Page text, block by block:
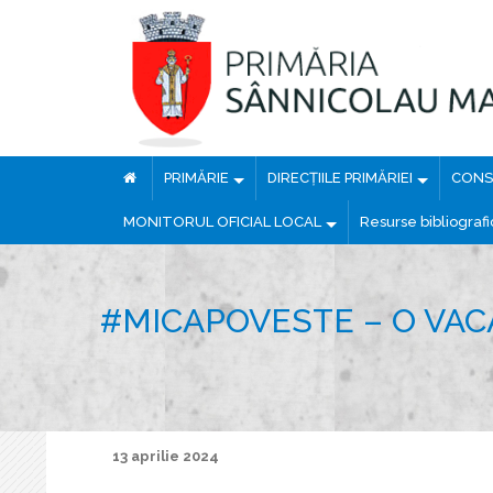
PRIMĂRIE DIRECȚIILE PRIMĂRIEI
MONITORUL OFICIAL LOCAL Resurse
#MICAPOVESTE – O
13 aprilie 2024